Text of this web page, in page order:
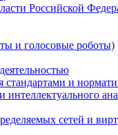
Российской
и голосовые роботы)
стандартами и
сетей и